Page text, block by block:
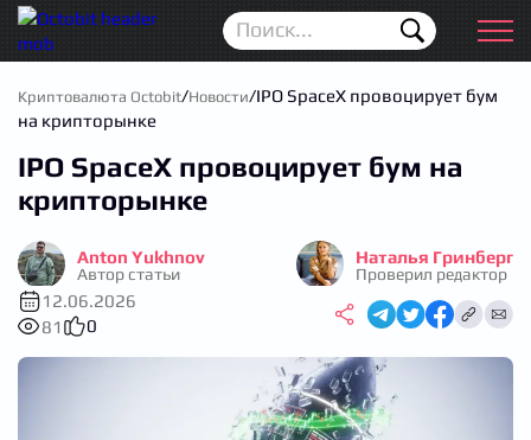
Новости
Для новичков
Криптовалюта
Биржи
Трейдинг
Кошельки
Криптовалюта Octobit/Новости/IPO SpaceX провоцирует бум
на крипторынке
IPO SpaceX провоцирует бум на
крипторынке
Anton Yukhnov
Автор статьи
Наталья Гринберг
Проверил редактор
12.06.2026
81
0